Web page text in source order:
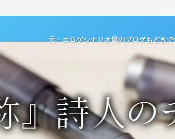
元・エロゲシナリオ屋のブログもどき